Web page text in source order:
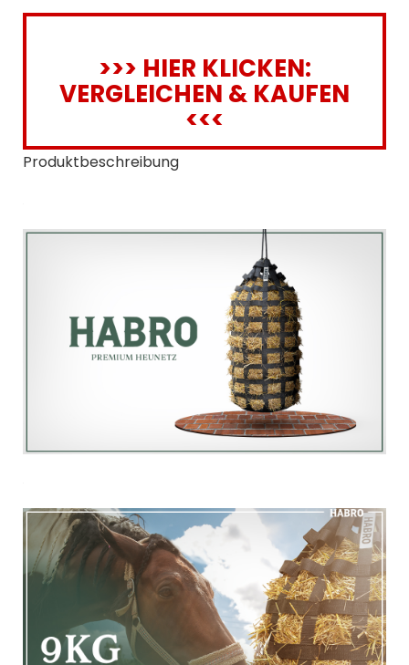
>>> HIER KLICKEN:
VERGLEICHEN & KAUFEN
<<<
Produktbeschreibung